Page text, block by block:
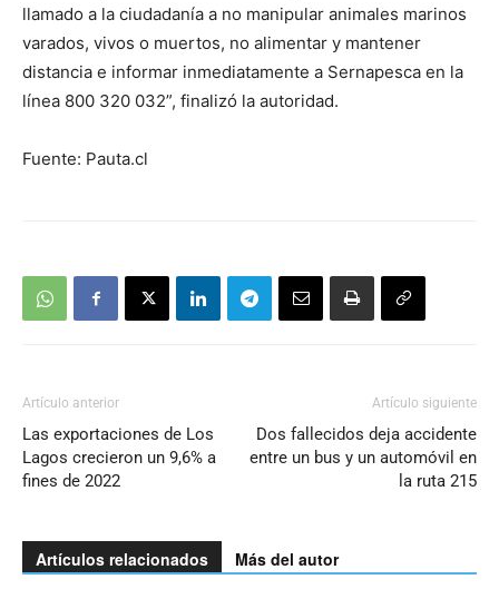
llamado a la ciudadanía a no manipular animales marinos
varados, vivos o muertos, no alimentar y mantener
distancia e informar inmediatamente a Sernapesca en la
línea 800 320 032”, finalizó la autoridad.
Fuente: Pauta.cl
Artículo anterior
Las exportaciones de Los
Lagos crecieron un 9,6% a
fines de 2022
Artículo siguiente
Dos fallecidos deja accidente
entre un bus y un automóvil en
la ruta 215
Artículos relacionados Más del autor